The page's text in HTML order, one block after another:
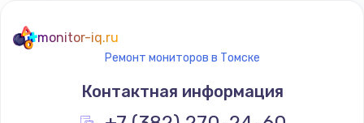
Замена голосового динамика
490 руб.
Заказать
monitor-iq.ru
Ремонт мониторов в Томске
Контактная информация